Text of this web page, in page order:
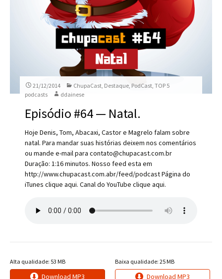
21/12/2014 ChupaCast, Destaque, PodCast,TOP 5
podcasts
ddainese
Episódio #64 — Natal.
Hoje Denis, Tom, Abacaxi, Castor e Magrelo falam sobre
natal. Para mandar suas histórias deixem nos comentários
ou mande e-mail para contato@chupacast.com.br
Duração: 1:16 minutos. Nosso feed esta em
http://www.chupacast.com.abr/feed/podcast Página do
iTunes clique aqui. Canal do YouTube clique aqui.
Alta qualidade: 53 MB
Download MP3
Baixa qualidade: 25 MB
Download MP3